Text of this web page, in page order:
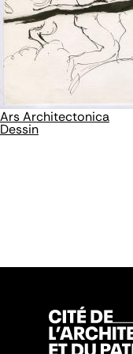
Ars Architectonica
Dessin